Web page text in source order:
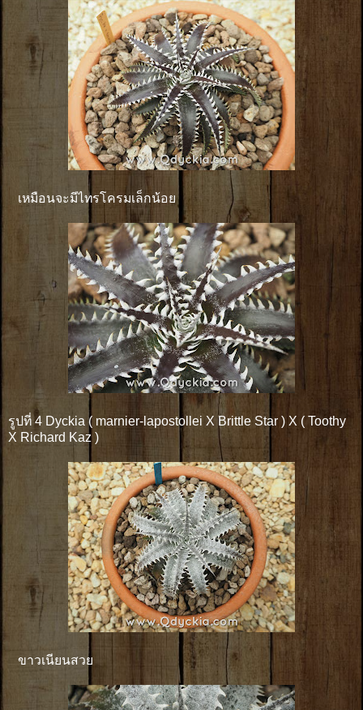
เหมือนจะมีไทรโครมเล็กน้อย
รูปที่ 4 Dyckia ( marnier-lapostollei X Brittle Star ) X ( Toothy
X Richard Kaz )
ขาวเนียนสวย